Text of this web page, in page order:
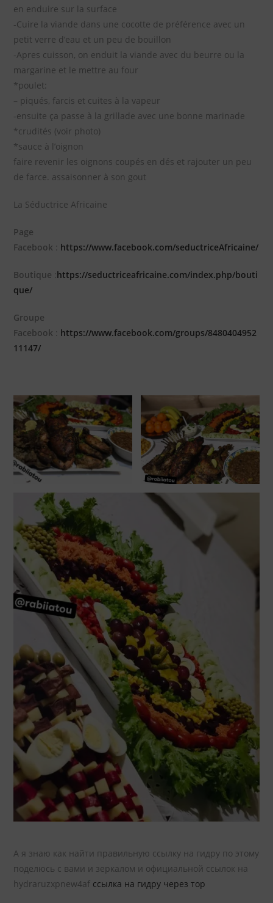
en enduire sur la surface
-Cuire la viande dans une cocotte de préférence avec un
petit verre d’eau et un peu de bouillon
-Apres cuisson, on enduit la viande avec du beurre ou la
margarine et le mettre au four
*poulet:
– piqués, farcis et cuites à la vapeur
-ensuite ça passe à la grillade avec une bonne marinade
*crudités (voir photo)
*sauce à l’oignon
faire revenir les oignons coupés en dés et rajouter un peu
de farce. assaisonner à son gout
La Séductrice Africaine
Page
Facebook : https://www.facebook.com/seductriceAfricaine/
Boutique :https://seductriceafricaine.com/index.php/bouti
que/
Groupe
Facebook : https://www.facebook.com/groups/8480404952
11147/
А я знаю как найти правильную ссылку на гидру по этому
поделюсь с вами и зеркалом и официальной ссылок на
hydraruzxpnew4af ссылка на гидру через тор